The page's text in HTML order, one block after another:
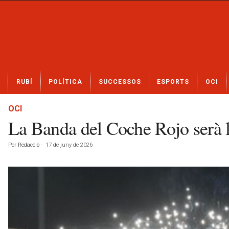
t
RUBÍ POLÍTICA SUCCESSOS ESPORTS OCI
OCI
La Banda del Coche Rojo
Por Redacció - 17 de juny de 2026